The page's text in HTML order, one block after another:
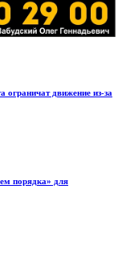
ограничат движение из-за
порядка» для